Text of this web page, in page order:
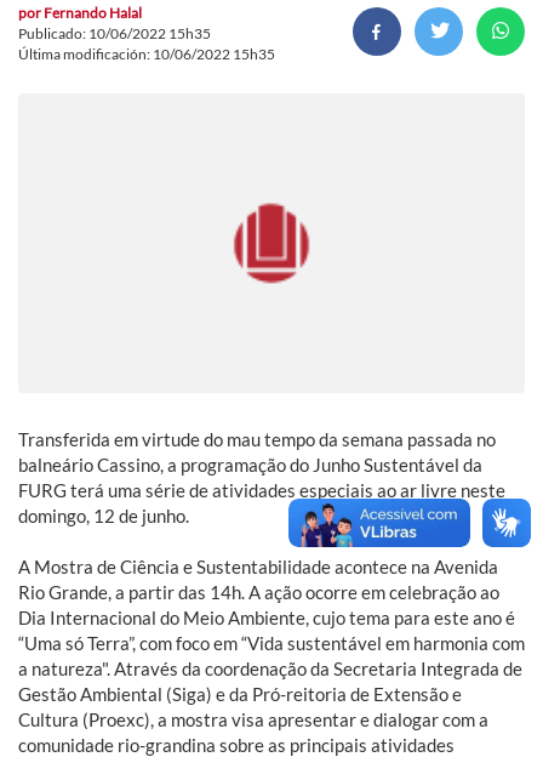
por Fernando Halal
Publicado: 10/06/2022 15h35
Última modificación: 10/06/2022 15h35
Transferida em virtude do mau tempo da semana passada no
balneário Cassino, a programação do Junho Sustentável da
FURG terá uma série de atividades especiais ao ar livre neste
domingo, 12 de junho.
A Mostra de Ciência e Sustentabilidade acontece na Avenida
Rio Grande, a partir das 14h. A ação ocorre em celebração ao
Dia Internacional do Meio Ambiente, cujo tema para este ano é
“Uma só Terra”, com foco em “Vida sustentável em harmonia com
a natureza". Através da coordenação da Secretaria Integrada de
Gestão Ambiental (Siga) e da Pró-reitoria de Extensão e
Cultura (Proexc), a mostra visa apresentar e dialogar com a
comunidade rio-grandina sobre as principais atividades